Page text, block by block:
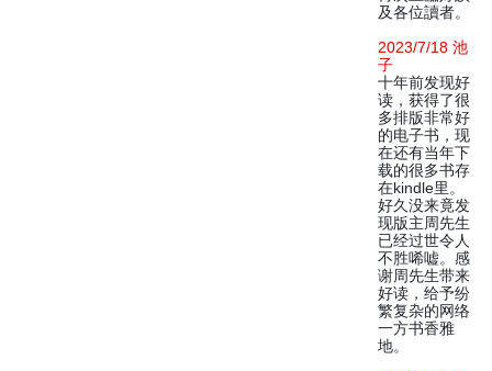
及各位讀者。
2023/7/18 池
子
十年前发现好
读，获得了很
多排版非常好
的电子书，现
在还有当年下
载的很多书存
在kindle里。
好久没来竟发
现版主周先生
已经过世令人
不胜唏嘘。感
谢周先生带来
好读，给予纷
繁复杂的网络
一方书香雅
地。